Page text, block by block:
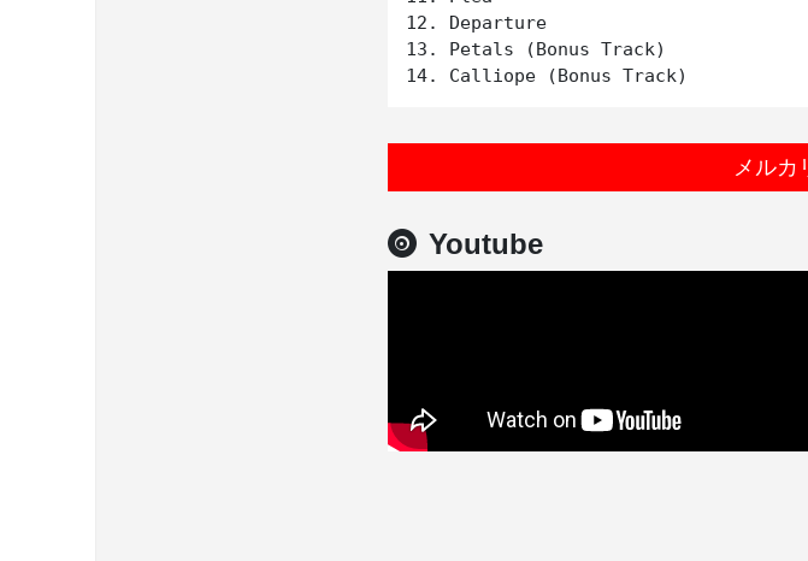
12. Departure
13. Petals (Bonus Track)
メルカ
Youtube